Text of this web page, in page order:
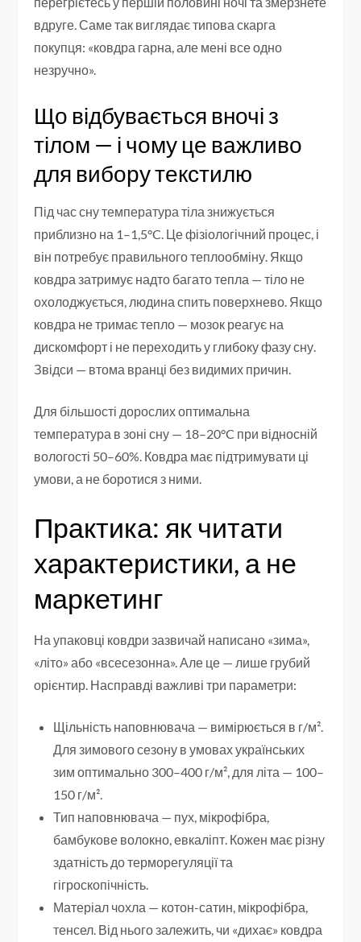
вдруге. Саме так виглядає типова скарга
покупця: «ковдра гарна, але мені все одно
незручно».
Що відбувається вночі з
тілом — і чому це важливо
для вибору текстилю
Під час сну температура тіла знижується
приблизно на 1–1,5°C. Це фізіологічний процес, і
він потребує правильного теплообміну. Якщо
ковдра затримує надто багато тепла — тіло не
охолоджується, людина спить поверхнево. Якщо
ковдра не тримає тепло — мозок реагує на
дискомфорт і не переходить у глибоку фазу сну.
Звідси — втома вранці без видимих причин.
Для більшості дорослих оптимальна
температура в зоні сну — 18–20°C при відносній
вологості 50–60%. Ковдра має підтримувати ці
умови, а не боротися з ними.
Практика: як читати
характеристики, а не
маркетинг
На упаковці ковдри зазвичай написано «зима»,
«літо» або «всесезонна». Але це — лише грубий
орієнтир. Насправді важливі три параметри:
Щільність наповнювача — вимірюється в г/м².
Для зимового сезону в умовах українських
зим оптимально 300–400 г/м², для літа — 100–
150 г/м².
Тип наповнювача — пух, мікрофібра,
бамбукове волокно, евкаліпт. Кожен має різну
здатність до терморегуляції та
гігроскопічність.
Матеріал чохла — котон-сатин, мікрофібра,
тенсел. Від нього залежить, чи «дихає» ковдра